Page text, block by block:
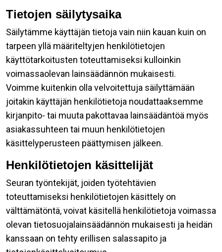
Tietojen säilytysaika
Säilytämme käyttäjän tietoja vain niin kauan kuin on
tarpeen yllä määriteltyjen henkilötietojen
käyttötarkoitusten toteuttamiseksi kulloinkin
voimassaolevan lainsäädännön mukaisesti.
Voimme kuitenkin olla velvoitettuja säilyttämään
joitakin käyttäjän henkilötietoja noudattaaksemme
kirjanpito- tai muuta pakottavaa lainsäädäntöä myös
asiakassuhteen tai muun henkilötietojen
käsittelyperusteen päättymisen jälkeen.
Henkilötietojen käsittelijät
Seuran työntekijät, joiden työtehtävien
toteuttamiseksi henkilötietojen käsittely on
välttämätöntä, voivat käsitellä henkilötietoja voimassa
olevan tietosuojalainsäädännön mukaisesti ja heidän
kanssaan on tehty erillisen salassapito ja